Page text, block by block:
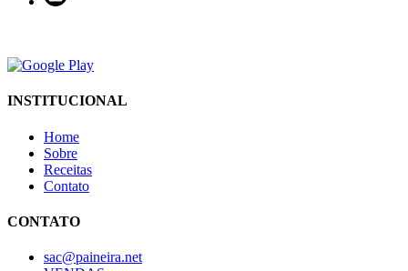
INSTITUCIONAL
Home
Sobre
Receitas
Contato
CONTATO
sac@paineira.net